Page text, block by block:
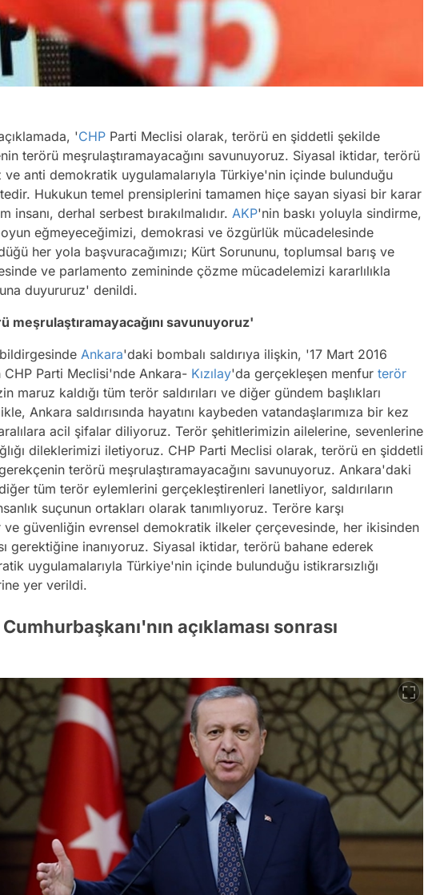
'CHP Parti Meclisi olarak, terörü en şiddetli şekilde
terörü meşrulaştıramayacağını savunuyoruz. Siyasal iktidar, terörü
ve anti demokratik uygulamalarıyla Türkiye'nin içinde bulunduğu
Hukukun temel prensiplerini tamamen hiçe sayan siyasi bir karar
derhal serbest bırakılmalıdır. AKP'nin baskı yoluyla sindirme,
eğmeyeceğimizi, demokrasi ve özgürlük mücadelesinde
her yola başvuracağımızı; Kürt Sorununu, toplumsal barış ve
ve parlamento zemininde çözme mücadelemizi kararlılıkla
duyururuz' denildi.
meşrulaştıramayacağını savunuyoruz'
Ankara'daki bombalı saldırıya ilişkin, '17 Mart 2016
CHP Parti Meclisi'nde Ankara- Kızılay'da gerçekleşen menfur terör
maruz kaldığı tüm terör saldırıları ve diğer gündem başlıkları
Ankara saldırısında hayatını kaybeden vatandaşlarımıza bir kez
acil şifalar diliyoruz. Terör şehitlerimizin ailelerine, sevenlerine
dileklerimizi iletiyoruz. CHP Parti Meclisi olarak, terörü en şiddetli
terörü meşrulaştıramayacağını savunuyoruz. Ankara'daki
diğer tüm terör eylemlerini gerçekleştirenleri lanetliyor, saldırıların
suçunun ortakları olarak tanımlıyoruz. Teröre karşı
güvenliğin evrensel demokratik ilkeler çerçevesinde, her ikisinden
gerektiğine inanıyoruz. Siyasal iktidar, terörü bahane ederek
uygulamalarıyla Türkiye'nin içinde bulunduğu istikrarsızlığı
yer verildi.
açıklaması sonrası